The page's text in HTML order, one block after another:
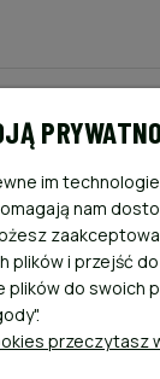
im
nam
plików i przejść
plików do swoich
przeczytasz